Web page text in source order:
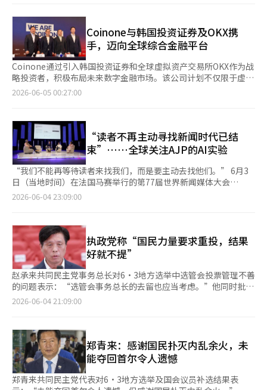
关的最终谈判正在进行中。他表示：“在（双方）交换的文书中，
这个问题得到了明确的处理”，但“截至今天早上，我们仍未收到
他们（指挥）系统的最终批准。” 鲁比奥还强调，这次停战谈判
应以伊朗开放霍尔木兹海峡、美国解除对伊朗的海上封锁、伊朗处
理高浓缩铀及限制铀浓缩项目、部分制裁的互换为基础。 以色列
与黎巴嫩在美国调解下达成停火协议 在此背景下，以色列和黎巴
嫩在美国的调解下达成了停火协议，为美伊谈判带来了积极信号。
美国国务院当天宣布，以色列和黎巴嫩已同意停火执行协议。路透
级别三方谈判后发布了联合声明，达成了停火执行协议。 根据联
合声明，此次协议的条件是黎巴嫩境内亲伊朗武装派别真主党的全
面停止攻击，以及在黎巴嫩南部利塔尼地区撤回所有真主党人员。
双方还决定在美国的指导下，迅速推进黎巴嫩军队独占控制权的示
范区的设立。 此外，以色列和黎巴嫩还决定在6月22日的周内恢复
政治与安全谈判，以期达成全面协议。美国将在此期间继续促进双
方的沟通。 如果黎巴嫩前线的紧张局势得到缓解，可能会对伊朗
与美国之间的停战谈判产生积极影响。此前，伊朗将黎巴嫩的停火
然而，伊朗对美军基地及科威特、巴林等中东地区国家的空袭仍在
持续，显示出其强硬态度，最终协议的达成仍然不确定。 早前，
伊朗伊斯兰革命卫队（IRGC）表示，针对伊朗油轮和盖什姆岛通
信塔的袭击，已对科威特的美军基地和巴林的美海军第五舰队基地
进行了攻击。科威特国防部表示，仅在当天凌晨就击落了伊朗发射
的13枚弹道导弹和17架无人机。科威特国际机场等民用基础设施
也遭受了相当大的物质损失，传出有1名印度居民遇难，多人受伤
受到惩罚”，并称“对所有射击和攻击的回应将是导弹和无人机的
轰炸。” 伊朗外长阿巴斯·阿拉格奇也在推特上表示：“我们的
军队正在对美国攻击民用船只和违反停火的地区进行自卫性攻
击”，为科威特和巴林的空袭辩护。 因此，观察伊朗在以色列与
黎巴嫩停火后是否会改变态度备受关注。 与此同时，特朗普总统
喊“彻底调查投票用纸不足事件”和“严惩导致选举失误的责任
人”。 宋院内代表随后提到投票用纸不足事件的争议，称“昨天
选举管理委员会匆忙重新印刷并运送投票用纸，这本身就可能违反
公职选举法。此外，印刷并运送投票用纸的行为也可能违反相关法
规。”他补充道：“在运送过程中，是否‘正常管理’也存在实质
性问题。” 他特别指出：“投票时间延长至晚上10点，但已经在6
点公布了出口调查结果，并且在某些地区开始了计票。如果在晚上
10点投票的人在投票时已经看到出口调查和初步计票结果，这将直
因此，国民力量党正式提出五项要求。宋院内代表呼吁选举管理委
员会对三大犯罪行为进行自查，并要求中央选举管理委员会秘书长
和首尔市选举委员会主席立即辞职。同时，他还要求针对执政党进
行紧急国政调查，并加强对选举管理程序和规定的制度性监管。
他对本次地方选举结果表示：“人民确实以一种微妙的方式，给出
了实现最低限度制衡与平衡的答案和方向，以便未来政治能够走上
正轨。” 最后，他对李在明总统表示：“通过此次选举过程，确
认了您是一个分裂国民的总统，而不是团结国民的总统，您只为一
保持沉默。” 在大会结束后，中央选举对策委员会发言人朴忠权
对记者表示：“我们将向选举管理委员会请求至少提供关于此次事
件如何发生的详细资料，以便向国民解释。”他还表示：“国民力
量党将继续追究责任，推动选举系统的改革。” 另外，关于张东
赫代表当天未能出席大会的情况，他表示：“我了解到他因健康原
因未能出席。”※ 本报道经人工智能（AI）系统翻译与编辑。
Coinone与韩国投资证券及OKX携
手，迈向全球综合金融平台
Coinone通过引入韩国投资证券和全球虚拟资产交易所OKX作为战
略投资者，积极布局未来数字金融市场。该公司计划不仅限于虚拟
资产交易所，还将拓展至代币证券（STO）和稳定币等下一代数字
资，更是为数字资产行业在大众和监管机构中建立信任的基础。我
们将超越虚拟资产交易所，成长为区块链基础上的综合金融公
司。” 此前，韩国投资证券和OKX Ventures分别获得Coinone
20%的股份，成为其第三大股东，车明勋持股30.36%，Com2us
控股持股24.54%。车明勋表示：“新股东将参与董事会，共同讨
论重大决策，但由于我仍持有超过30%的股份，管理的连续性和稳
定性得以保障。” 韩国投资证券强调此次投资是战略投资（SI），
而非单纯的财务投资（FI）。韩国投资证券代表金成焕指出：“随
争转向新的金融服务中心。我们决定进行战略投资，以抢占连接传
统金融与虚拟资产的枢纽。” 关于选择Coinone而非更大规模的
虚拟资产交易所如Upbit和Bithumb，金成焕表示：“我们并非仅
仅关注交易量或市场份额，Coinone自成立以来没有发生过一次安
全事故，且拥有经过验证的区块链基础设施。” OKX计划为
Coinone提供全球基础设施和技术支持。OKX创始人兼CEO星许表
示：“我们将基于13年来运营全球交易所积累的技术、安全和风险
管理经验，支持Coinone成长为一个更加安全和受信赖的平台。”
Com2us控股董事长宋炳俊表示：“为了应对快速变化的数字金融
环境，我们与Coinone共同重新设计了股东结构。韩国投资证券的
金融专业性与OKX的全球网络结合，为Coinone的进一步发展奠定
了基础。” Coinone对此次各领域顶尖企业的合作给予了高度重
视。车明勋表示：“我们将构建一个结合传统金融信任、全球技术
能力及内容和信息技术（IT）实力的数字金融生态系统，长期目标
2026-06-05 00:27:00
“读者不再主动寻找新闻时代已结
束”……全球关注AJP的AI实验
“我们不能再等待读者来找我们，而是要主动去找他们。” 6月3
日（当地时间）在法国马赛举行的第77届世界新闻媒体大会
（World News Media Congress）上，来自60多个国家的1000多
纳（Katharine Viner）以及欧洲主要媒体高管等人共同探讨了在
AI时代新闻业的生存策略。 在韩国，唯一受邀发言的是亚洲媒体集
团英文新闻通讯社AJP的徐惠胜编辑部主任。AI成为本次大会的核
心议题，AJP的发言被视为展示AI时代新闻新可能性的案例。 徐主
任在“AI如何改变新闻体验”会议上介绍了利用AI进行多语言新闻
生产和全球读者扩展的战略。 他将AJP的身份定义为“用英语讲述
亚洲故事”，并提出了AI时代英语新闻通讯社的新角色。徐主任表
示：“我们发现了作为通讯社的角色，就是用AI最能理解的语言传
南语等五种语言发布内容。AJP是这一多语言战略的核心英语新闻
通讯社。 徐主任解释说，AJP将AI作为设计新闻生产和分发体系的
起点。在生成型AI改变新闻生产和分发方式的环境中，AJP将AI作
为内容扩展平台，而非简单的翻译工具，从而建立了与传统媒体不
同的模式。 他表示：“我们的目标不是成为善用AI的记者，而是成
为AI能够学习和跟随的记者。随着技术的发展，现场报道和解读背
2026-06-04 23:09:00
执政党称“国民力量要求重投，结果
好就不提”
赵承来共同民主党事务总长对6·3地方选举中选管会投票管理不善
的问题表示：“选管会事务总长的去留也应当考虑。”他同时批评
国民力量提出重投的要求，强调：“希望在选举最后阶段，借助有
此承担责任，我会追究责任。选举结束后不会不了了之。”他还提
到：“国民力量对这一问题提出了开票中断和重投的要求，但我认
为他们在结果变好时就不会再提这些。” 此前一天，选举过程中
在松坡区等地出现了投票用纸不足的情况，导致投票短暂中断，成
为前所未有的事件。 对此，国民力量代表张东赫在抗议访问选管
2026-06-04 21:09:00
郑青来：感谢国民扑灭内乱余火，未
能夺回首尔令人遗憾
郑青来共同民主党代表对6·3地方选举及国会议员补选结果表